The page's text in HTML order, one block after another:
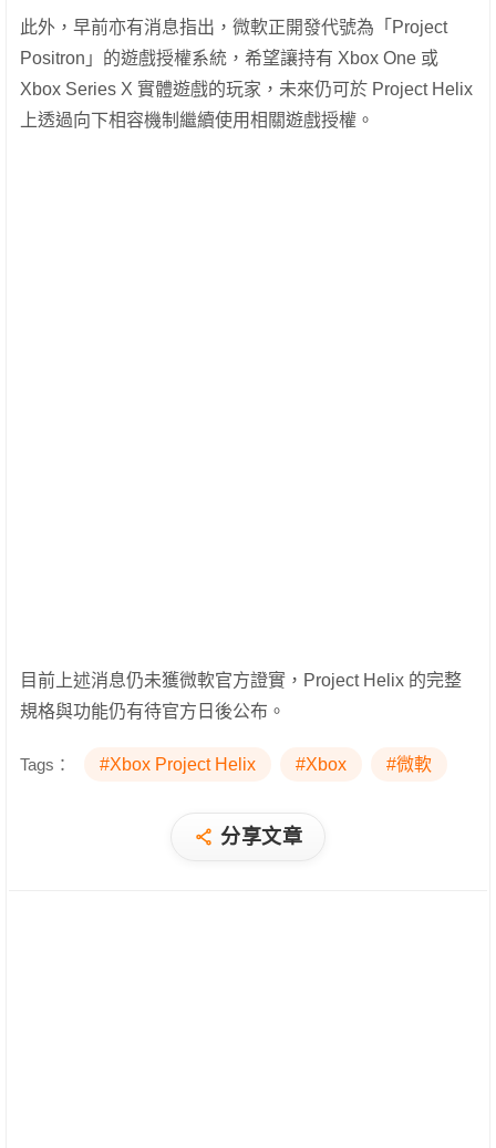
此外，早前亦有消息指出，微軟正開發代號為「Project
Positron」的遊戲授權系統，希望讓持有 Xbox One 或
Xbox Series X 實體遊戲的玩家，未來仍可於 Project Helix
上透過向下相容機制繼續使用相關遊戲授權。
目前上述消息仍未獲微軟官方證實，Project Helix 的完整
規格與功能仍有待官方日後公布。
Tags： #Xbox Project Helix #Xbox #微軟
分享文章